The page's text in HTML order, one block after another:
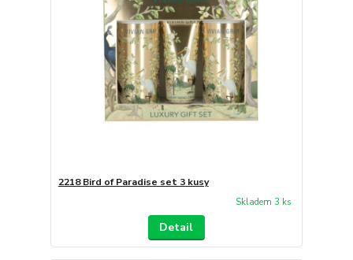
2218 Bird of Paradise set 3 kusy
Skladem 3 ks
Detail